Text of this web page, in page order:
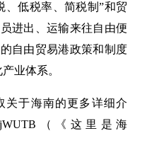
、低税率、简税制”和贸
进出、运输来往自由便
自由贸易港政策和制度
业体系。
关于海南的更多详细介
（《这里是海